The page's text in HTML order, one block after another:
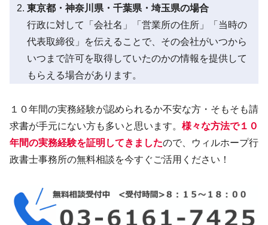
東京都・神奈川県・千葉県・埼玉県の場合
行政に対して「会社名」「営業所の住所」「当時の
代表取締役」を伝えることで、その会社がいつから
いつまで許可を取得していたのかの情報を提供して
もらえる場合があります。
１０年間の実務経験が認められるか不安な方・そもそも請
求書が手元にない方も多いと思います。 様々な方法で１０
年間の実務経験を証明してきましたので、ウィルホープ行
政書士事務所の無料相談を今すぐご活用ください！